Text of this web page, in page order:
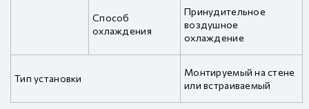
Способ
охлаждения
Принудительное
воздушное
охлаждение
Тип установки
Монтируемый на стене
или встраиваемый